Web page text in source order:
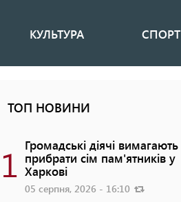
КУЛЬТУРА СПОРТ
ТОП НОВИНИ
1 Громадські діячі вимагають
прибрати сім пам'ятників у
Харкові
05 серпня, 2026 - 16:10